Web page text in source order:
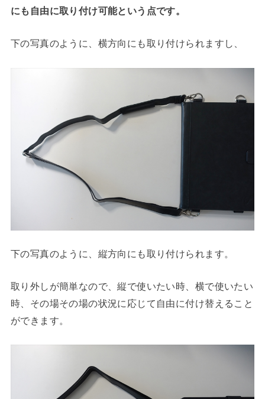
にも自由に取り付け可能という点です。
下の写真のように、横方向にも取り付けられますし、
下の写真のように、縦方向にも取り付けられます。
取り外しが簡単なので、縦で使いたい時、横で使いたい
時、その場その場の状況に応じて自由に付け替えること
ができます。